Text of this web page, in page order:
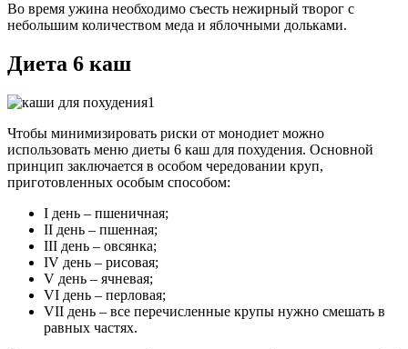
Во время ужина необходимо съесть нежирный творог с
небольшим количеством меда и яблочными дольками.
Диета 6 каш
Чтобы минимизировать риски от монодиет можно
использовать меню диеты 6 каш для похудения. Основной
принцип заключается в особом чередовании круп,
приготовленных особым способом:
І день – пшеничная;
ІІ день – пшенная;
ІІІ день – овсянка;
ІV день – рисовая;
V день – ячневая;
VI день – перловая;
VII день – все перечисленные крупы нужно смешать в
равных частях.